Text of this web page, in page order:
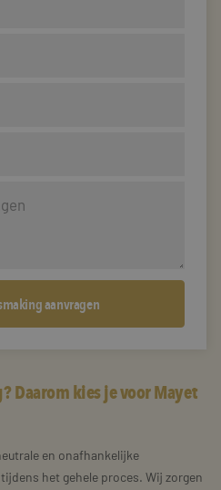
Daarom kies je voor Mayet
en onafhankelijke
het gehele proces. Wij zorgen